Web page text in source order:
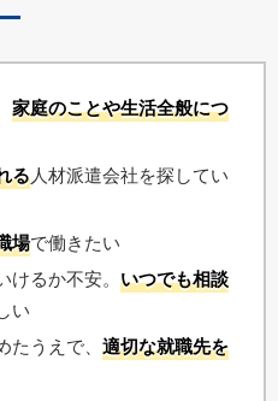
家庭のことや生活全般につ
る人材派遣会社を探してい
場で働きたい
けるか不安。 いつでも相談
い
たうえで、 適切な就職先を